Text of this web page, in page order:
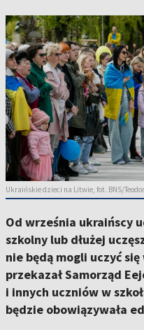
Ukraińskie dzieci na Litwie, fot. BNS/
Od września ukraińscy
szkolny lub dłużej
nie będą mogli uczyć
przekazał Samorząd
i innych uczniów w
będzie obowiązywała